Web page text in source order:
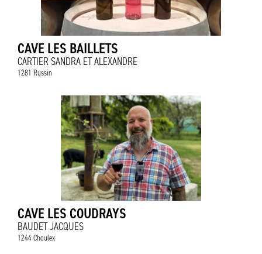
CAVE LES BAILLETS
CARTIER SANDRA ET ALEXANDRE
1281 Russin
CAVE LES COUDRAYS
BAUDET JACQUES
1244 Choulex